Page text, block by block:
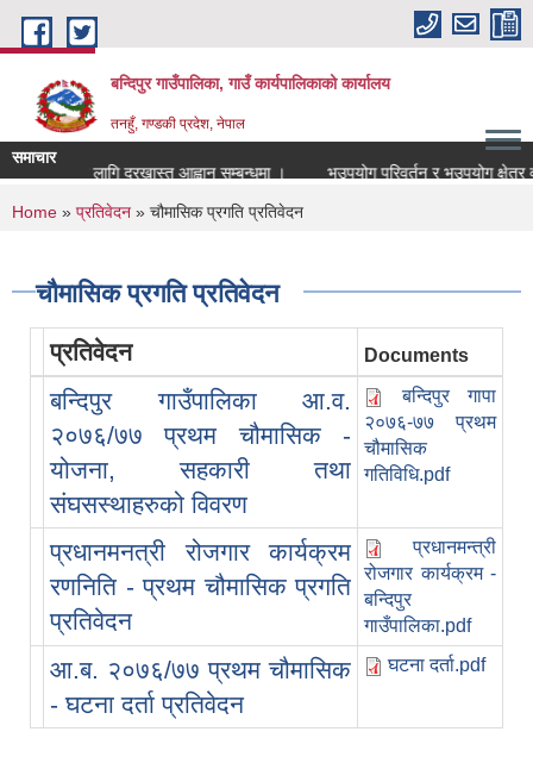
Skip to main content
बन्दिपुर गाउँपालिका, गाउँ कार्यपालिकाको कार्यालय
तनहुँ, गण्डकी प्रदेश, नेपाल
समाचार
पदपुर्तिको लागि दरखास्त आह्वान सम्बन्धमा ।
भूउपयोग परिवर्तन र भूउपयोग क्षेत्र
You are here
Home » प्रतिवेदन » चौमासिक प्रगति प्रतिवेदन
चौमासिक प्रगति प्रतिवेदन
प्रतिवेदन Documents
बन्दिपुर गाउँपालिका आ.व.
२०७६/७७ प्रथम चौमासिक -
योजना, सहकारी तथा
संघसस्थाहरुको विवरण
बन्दिपुर गापा
२०७६-७७ प्रथम
चौमासिक
गतिविधि.pdf
प्रधानमनत्री रोजगार कार्यक्रम
रणनिति - प्रथम चौमासिक प्रगति
प्रतिवेदन
प्रधानमन्त्री
रोजगार कार्यक्रम -
बन्दिपुर
गाउँपालिका.pdf
आ.ब. २०७६/७७ प्रथम चौमासिक
- घटना दर्ता प्रतिवेदन
घटना दर्ता.pdf